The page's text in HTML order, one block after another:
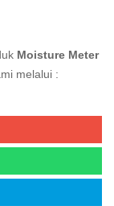
Moisture Meter
melalui :